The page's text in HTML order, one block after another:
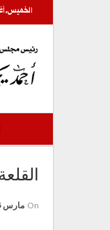
الخميس,
On مارس 25, 2021